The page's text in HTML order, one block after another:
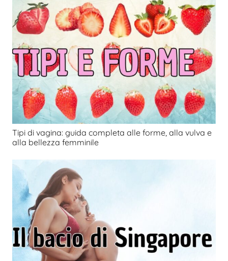
Tipi di vagina: guida completa alle forme, alla vulva e
alla bellezza femminile